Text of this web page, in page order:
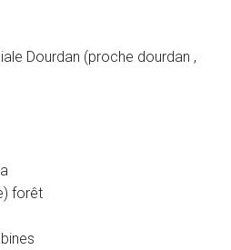
Dourdan (proche dourdan ,
forêt